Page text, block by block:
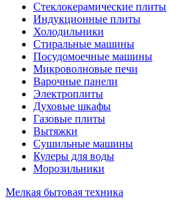
Стеклокерамические плиты
Индукционные плиты
Холодильники
Стиральные машины
Посудомоечные машины
Микроволновые печи
Варочные панели
Электроплиты
Духовые шкафы
Газовые плиты
Вытяжки
Сушильные машины
Кулеры для воды
Морозильники
Мелкая бытовая техника